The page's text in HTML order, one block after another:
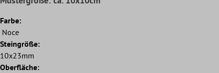
Farbe:
Noce
Steingröße:
10x23mm
Oberfläche: